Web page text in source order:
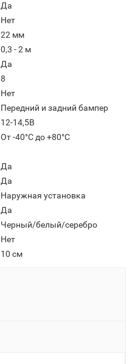
Да
Нет
22 мм
0,3 - 2 м
Да
8
Нет
Передний и задний бампер
12-14,5В
От -40°C до +80°C
Да
Да
Наружная установка
Да
Черный/белый/серебро
Нет
10 см